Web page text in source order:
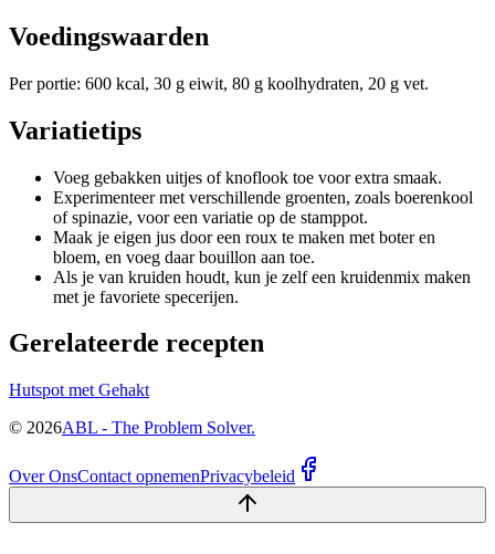
Voedingswaarden
Per portie: 600 kcal, 30 g eiwit, 80 g koolhydraten, 20 g vet.
Variatietips
Voeg gebakken uitjes of knoflook toe voor extra smaak.
Experimenteer met verschillende groenten, zoals boerenkool
of spinazie, voor een variatie op de stamppot.
Maak je eigen jus door een roux te maken met boter en
bloem, en voeg daar bouillon aan toe.
Als je van kruiden houdt, kun je zelf een kruidenmix maken
met je favoriete specerijen.
Gerelateerde recepten
Hutspot met Gehakt
© 2026ABL - The Problem Solver.
Over OnsContact opnemenPrivacybeleid